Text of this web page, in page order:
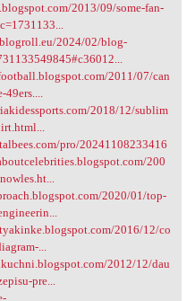
2013/09/some-fan-
2024/02/blog-
2011/07/can
49ers....
2018/12/sublim
pro/20241108233416
200
2020/01/top-
2016/12/co
...
2012/12/dau
pre...